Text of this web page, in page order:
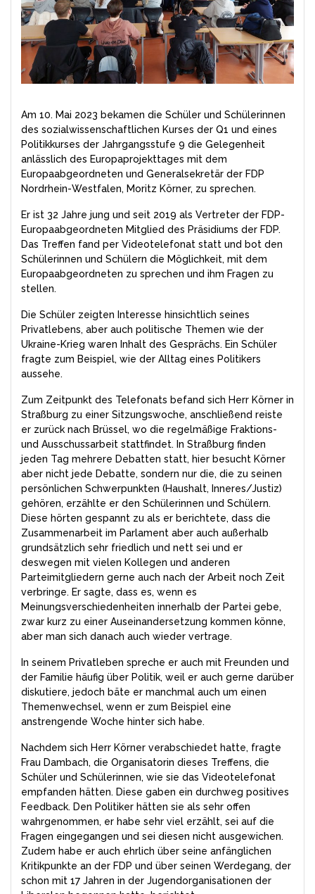
Am 10. Mai 2023 bekamen die Schüler und Schülerinnen
des sozialwissenschaftlichen Kurses der Q1 und eines
Politikkurses der Jahrgangsstufe 9 die Gelegenheit
anlässlich des Europaprojekttages mit dem
Europaabgeordneten und Generalsekretär der FDP
Nordrhein-Westfalen, Moritz Körner, zu sprechen.
Er ist 32 Jahre jung und seit 2019 als Vertreter der FDP-
Europaabgeordneten Mitglied des Präsidiums der FDP.
Das Treffen fand per Videotelefonat statt und bot den
Schülerinnen und Schülern die Möglichkeit, mit dem
Europaabgeordneten zu sprechen und ihm Fragen zu
stellen.
Die Schüler zeigten Interesse hinsichtlich seines
Privatlebens, aber auch politische Themen wie der
Ukraine-Krieg waren Inhalt des Gesprächs. Ein Schüler
fragte zum Beispiel, wie der Alltag eines Politikers
aussehe.
Zum Zeitpunkt des Telefonats befand sich Herr Körner in
Straßburg zu einer Sitzungswoche, anschließend reiste
er zurück nach Brüssel, wo die regelmäßige Fraktions-
und Ausschussarbeit stattfindet. In Straßburg finden
jeden Tag mehrere Debatten statt, hier besucht Körner
aber nicht jede Debatte, sondern nur die, die zu seinen
persönlichen Schwerpunkten (Haushalt, Inneres/Justiz)
gehören, erzählte er den Schülerinnen und Schülern.
Diese hörten gespannt zu als er berichtete, dass die
Zusammenarbeit im Parlament aber auch außerhalb
grundsätzlich sehr friedlich und nett sei und er
deswegen mit vielen Kollegen und anderen
Parteimitgliedern gerne auch nach der Arbeit noch Zeit
verbringe. Er sagte, dass es, wenn es
Meinungsverschiedenheiten innerhalb der Partei gebe,
zwar kurz zu einer Auseinandersetzung kommen könne,
aber man sich danach auch wieder vertrage.
In seinem Privatleben spreche er auch mit Freunden und
der Familie häufig über Politik, weil er auch gerne darüber
diskutiere, jedoch bäte er manchmal auch um einen
Themenwechsel, wenn er zum Beispiel eine
anstrengende Woche hinter sich habe.
Nachdem sich Herr Körner verabschiedet hatte, fragte
Frau Dambach, die Organisatorin dieses Treffens, die
Schüler und Schülerinnen, wie sie das Videotelefonat
empfanden hätten. Diese gaben ein durchweg positives
Feedback. Den Politiker hätten sie als sehr offen
wahrgenommen, er habe sehr viel erzählt, sei auf die
Fragen eingegangen und sei diesen nicht ausgewichen.
Zudem habe er auch ehrlich über seine anfänglichen
Kritikpunkte an der FDP und über seinen Werdegang, der
schon mit 17 Jahren in der Jugendorganisationen der